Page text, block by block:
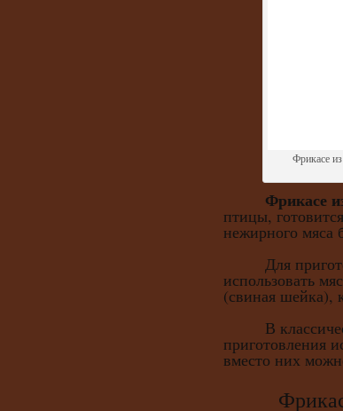
Фрикасе
Фрикасе
птицы,
нежирного мяса
Для
использовать
(свиная шейка),
В
приготовления
вместо них
Фрикасе